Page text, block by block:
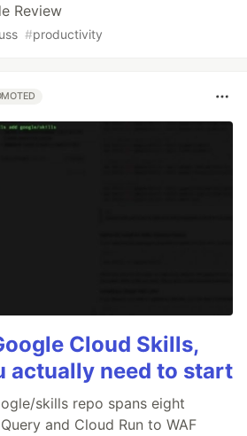
Review
#productivity
Cloud Skills,
actually need to start
skills repo spans eight
and Cloud Run to WAF